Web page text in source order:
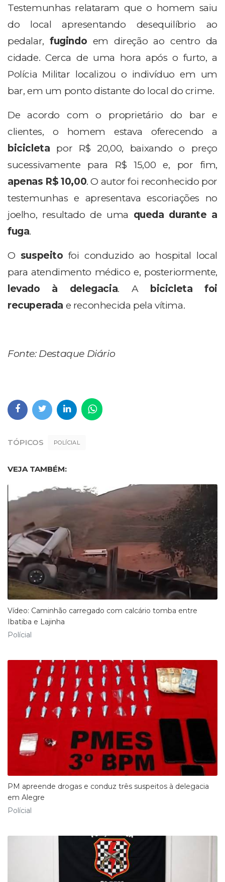
Testemunhas relataram que o homem saiu
do local apresentando desequilíbrio ao
pedalar,fugindo em direção ao centro da
cidade. Cerca de uma hora após o furto, a
Polícia Militar localizou o indivíduo em um
bar, em um ponto distante do local do crime.
De acordo com o proprietário do bar e
clientes, o homem estava oferecendo a
bicicleta por R$ 20,00, baixando o preço
sucessivamente para R$ 15,00 e, por fim,
apenas R$ 10,00. O autor foi reconhecido por
testemunhas e apresentava escoriações no
joelho, resultado de uma queda durante a
fuga.
O suspeito foi conduzido ao hospital local
para atendimento médico e, posteriormente,
levado à delegacia. A
bicicleta foi
recuperada e reconhecida pela vítima.
Fonte: Destaque Diário
TÓPICOS POLÍCIAL
VEJA TAMBÉM:
Vídeo: Caminhão carregado com calcário tomba entre
Ibatiba e Lajinha
Polícial
PM apreende drogas e conduz três suspeitos à delegacia
em Alegre
Polícial